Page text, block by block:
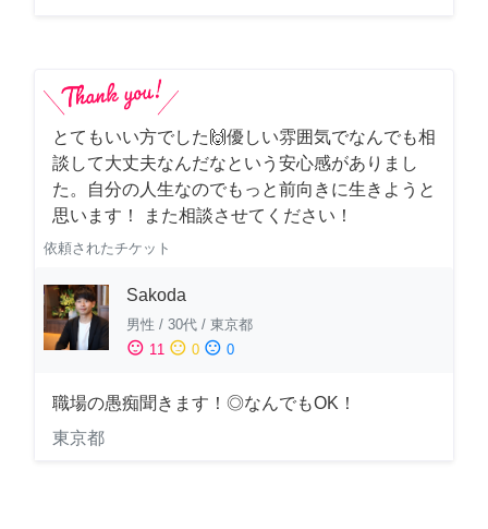
とてもいい方でした🙌優しい雰囲気でなんでも相
談して大丈夫なんだなという安心感がありまし
た。自分の人生なのでもっと前向きに生きようと
思います！ また相談させてください！
依頼されたチケット
Sakoda
男性 / 30代 / 東京都
sentiment_satisfied 11 sentiment_neutral 0 sentiment_dissatisfied 0
職場の愚痴聞きます！◎なんでもOK！
東京都